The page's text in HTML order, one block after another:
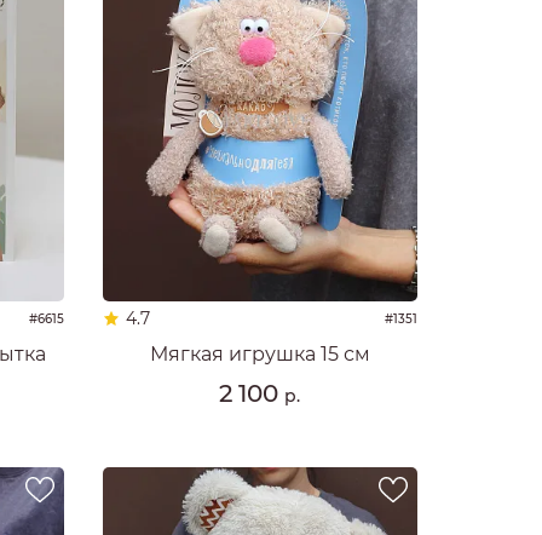
#6615 4.7 #1351
Мягкая игрушка 15 см
2 100 р.